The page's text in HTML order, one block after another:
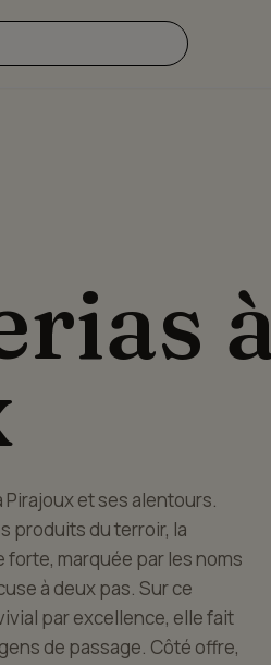
et ses alentours.
produits du terroir, la
marquée par les noms
à deux pas. Sur ce
par excellence, elle fait
de passage. Côté offre,